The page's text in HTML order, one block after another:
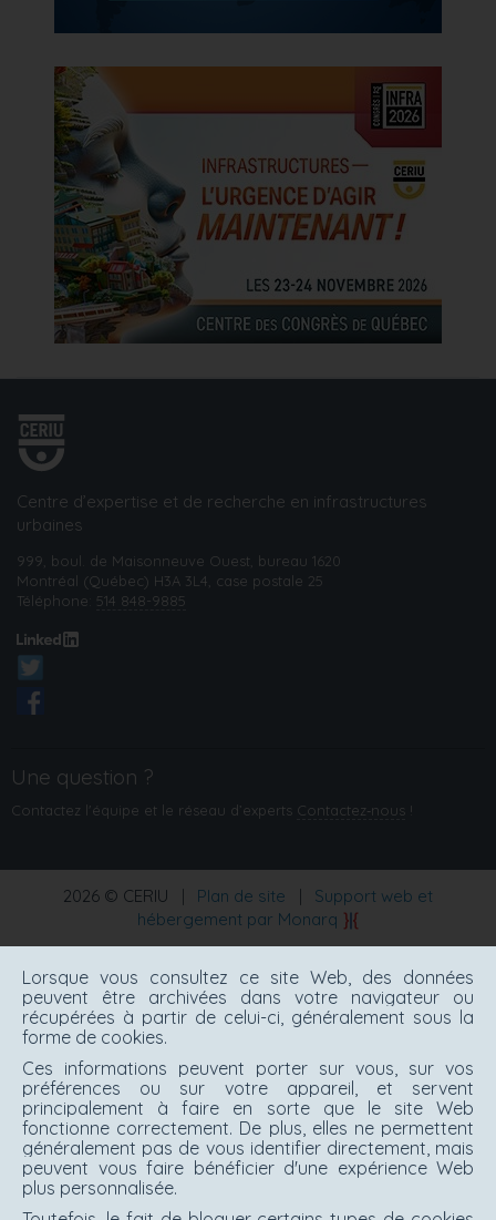
Centre d’expertise et de recherche en infrastructures
urbaines
999, boul. de Maisonneuve Ouest, bureau 1620
Montréal (Québec) H3A 3L4, case postale 25
Téléphone: 514 848-9885
Une question ?
Contactez l'équipe et le réseau d’experts Contactez‑nous !
2026 © CERIU | Plan de site |
Support web et
hébergement par Monarq
Lorsque vous consultez ce site Web, des données
peuvent être archivées dans votre navigateur ou
récupérées à partir de celui-ci, généralement sous la
forme de cookies.
Ces informations peuvent porter sur vous, sur vos
préférences ou sur votre appareil, et servent
principalement à faire en sorte que le site Web
fonctionne correctement. De plus, elles ne permettent
généralement pas de vous identifier directement, mais
peuvent vous faire bénéficier d'une expérience Web
plus personnalisée.